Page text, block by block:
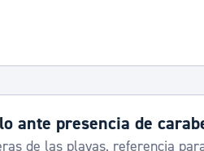
ante presencia de
de las playas, referencia